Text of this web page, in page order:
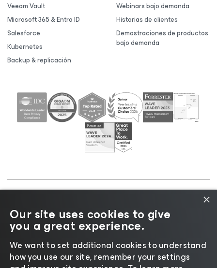
Veeam Vault
Microsoft 365 & Entra ID
Salesforce
Kubernetes
Backup & replicación
Webinars bajo demanda
Historias de clientes
Demostraciones de productos
bajo demanda
Aviso de cookies|Legal|Política de licencias
Recursos para proveedores
×
Our site uses cookies to give
you a great experience.
We want to set additional cookies to understand
how you use our site, remember your settings